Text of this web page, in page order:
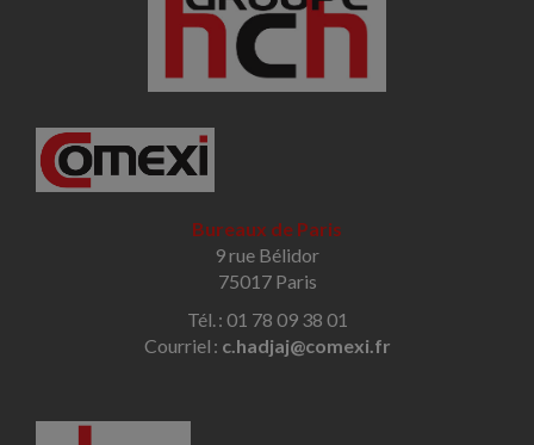
Bureaux de Paris
9 rue Bélidor
75017 Paris
Tél. : 01 78 09 38 01
Courriel : c.hadjaj@comexi.fr